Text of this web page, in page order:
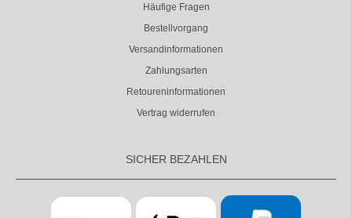
Häufige Fragen
Bestellvorgang
Versandinformationen
Zahlungsarten
Retoureninformationen
Vertrag widerrufen
SICHER BEZAHLEN